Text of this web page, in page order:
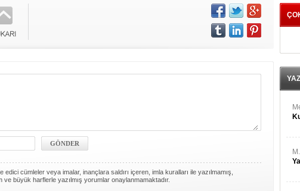
edici cümleler veya imalar, inançlara saldırı içeren, imla kuralları ile yazılmamış,
büyük harflerle yazılmış yorumlar onaylanmamaktadır.